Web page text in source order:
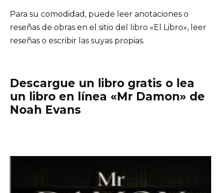
Para su comodidad, puede leer anotaciones o
reseñas de obras en el sitio del libro «El Libro», leer
reseñas o escribir las suyas propias.
Descargue un libro gratis o lea
un libro en línea «Mr Damon» de
Noah Evans